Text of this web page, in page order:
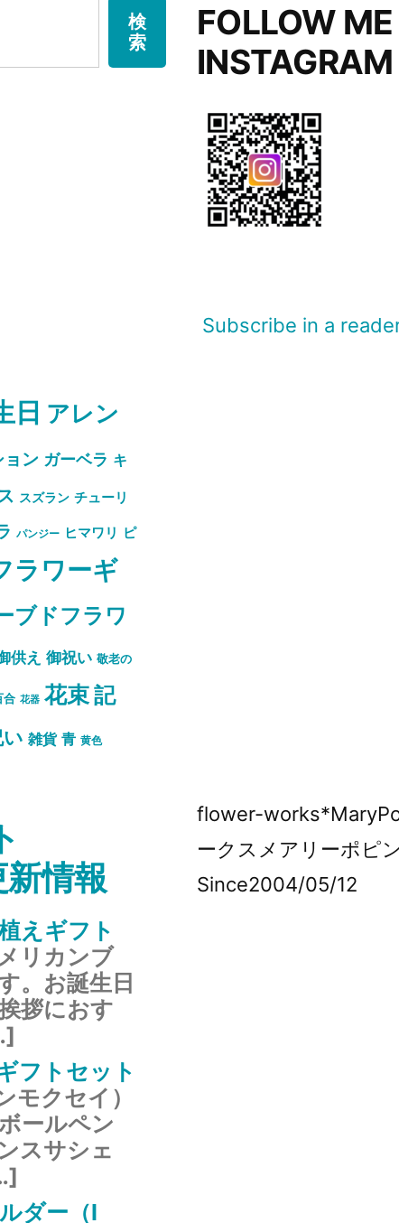
検
索
FOLLOW
INSTAGRAM
日 アレン
ョン ガーベラ キ
スズラン チューリ
パンジー ヒマワリ ピ
ラワーギ
ブドフラワ
供え 御祝い 敬老の
合 花器 花束記
雑貨 青 黄色
Subscribe in a
情報
えギフト
リカンブ
。お誕生日
拶におす
フトセット
モクセイ）
ールペン
スサシェ
ダー（I
flower-
ークスメアリーポピ
Since2004/05/12